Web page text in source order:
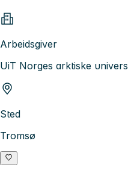
Arbeidsgiver
UiT Norges arktiske
Sted
Tromsø